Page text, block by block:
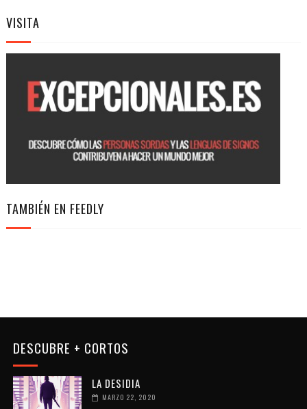
VISITA
TAMBIÉN EN FEEDLY
DESCUBRE + CORTOS
LA DESIDIA
MARZO 22, 2020